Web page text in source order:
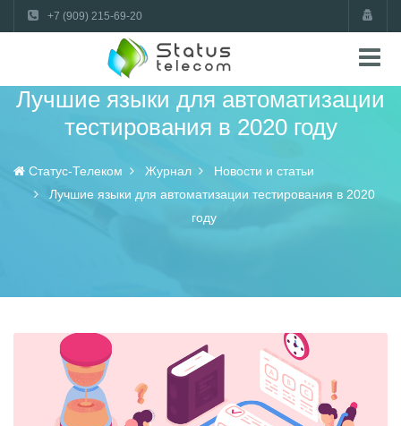
+7 (909) 215-69-20
Лучшие языки для автоматизации
тестирования в 2020 году
Статус-Телеком Журнал
Новости и статьи
Лучшие языки для автоматизации тестирования в 2020
году